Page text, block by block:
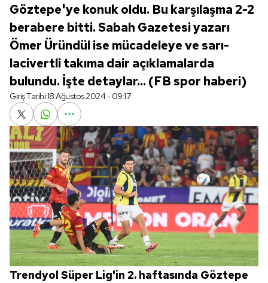
Göztepe'ye konuk oldu. Bu karşılaşma 2-2
berabere bitti. Sabah Gazetesi yazarı
Ömer Üründül ise mücadeleye ve sarı-
lacivertli takıma dair açıklamalarda
bulundu. İşte detaylar... (FB spor haberi)
Giriş Tarihi:18 Ağustos 2024 - 09:17
Trendyol Süper Lig'in 2. haftasında Göztepe